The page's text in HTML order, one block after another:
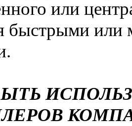
или
быстрыми или